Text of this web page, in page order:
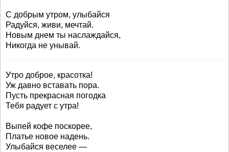
С добрым утром, улыбайся
Радуйся, живи, мечтай.
Новым днем ты наслаждайся,
Никогда не унывай.
Утро доброе, красотка!
Уж давно вставать пора.
Пусть прекрасная погодка
Тебя радует с утра!
Выпей кофе поскорее,
Платье новое надень.
Улыбайся веселее —